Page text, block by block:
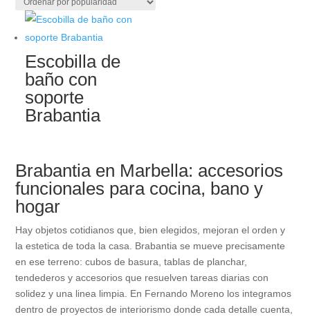
Escobilla de
baño con
soporte
Brabantia
Brabantia en Marbella: accesorios
funcionales para cocina, bano y
hogar
Hay objetos cotidianos que, bien elegidos, mejoran el orden y
la estetica de toda la casa. Brabantia se mueve precisamente
en ese terreno: cubos de basura, tablas de planchar,
tendederos y accesorios que resuelven tareas diarias con
solidez y una linea limpia. En Fernando Moreno los integramos
dentro de proyectos de interiorismo donde cada detalle cuenta,